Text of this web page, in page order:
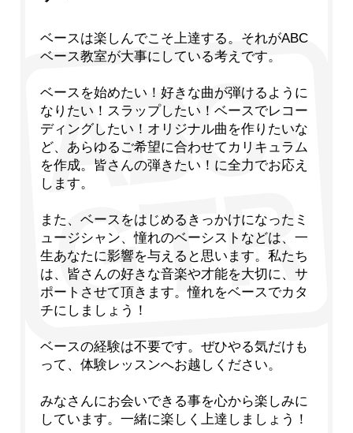
ベースは楽しんでこそ上達する。それがABC
ベース教室が大事にしている考えです。
ベースを始めたい！好きな曲が弾けるように
なりたい！スラップしたい！ベースでレコー
ディングしたい！オリジナル曲を作りたいな
ど、あらゆるご希望に合わせてカリキュラム
を作成。皆さんの弾きたい！に全力でお応え
します。
また、ベースをはじめるきっかけになったミ
ュージシャン、憧れのベーシストなどは、一
生あなたに影響を与えると思います。私たち
は、皆さんの好きな音楽や才能を大切に、サ
ポートさせて頂きます。憧れをベースでカタ
チにしましょう！
ベースの経験は不要です。ぜひやる気だけも
って、体験レッスンへお越しください。
みなさんにお会いできる事を心から楽しみに
しています。一緒に楽しく上達しましょう！